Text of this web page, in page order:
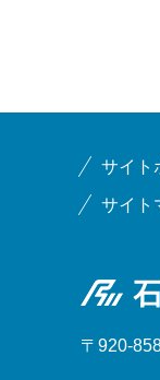
サイト
サイト
石川県
〒920-